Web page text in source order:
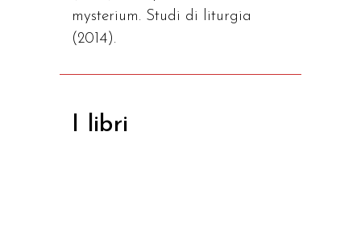
mysterium. Studi di liturgia
(2014).
I libri